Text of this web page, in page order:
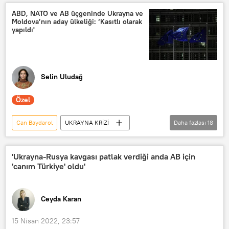
Avrupa Birliği
Ben Wallace
Penny Mordaunt
Liz Truss
Michael Gove
Taciz
Birleşik Krallık
DÜNYA
ABD, NATO ve AB üçgeninde Ukrayna ve
Moldova’nın aday ülkeliği: ‘Kasıtlı olarak
yapıldı'
Selin Uludağ
Özel
Can Baydarol
UKRAYNA KRİZİ
Ukrayna
Moldova
Avrupa Birliği
Ursula von der Leyen
Aday ülke statüsü
Daha fazlası 18
'Ukrayna-Rusya kavgası patlak verdiği anda AB için
'canım Türkiye' oldu'
Ceyda Karan
15 Nisan 2022, 23:57